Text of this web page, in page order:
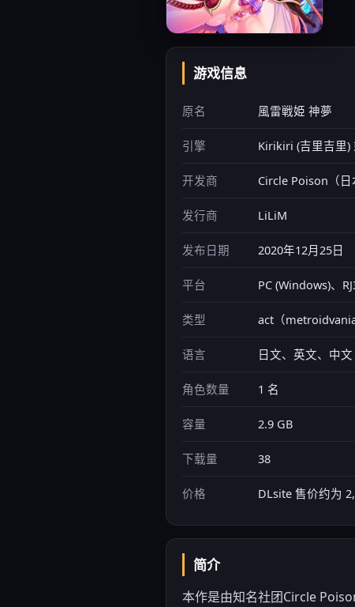
游戏信息
原名 風雷戦姫 神夢
引擎 Kirikiri (吉里吉里)
开发商 Circle Poison（日
发行商 LiLiM
发布日期 2020年12月25日
平台 PC (Windows)、
类型 act（
语言 日文、英文、中文
角色数量 1 名
容量 2.9 GB
下载量 38
价格 DLsite 售价约为
简介
本作是由知名社团Circle